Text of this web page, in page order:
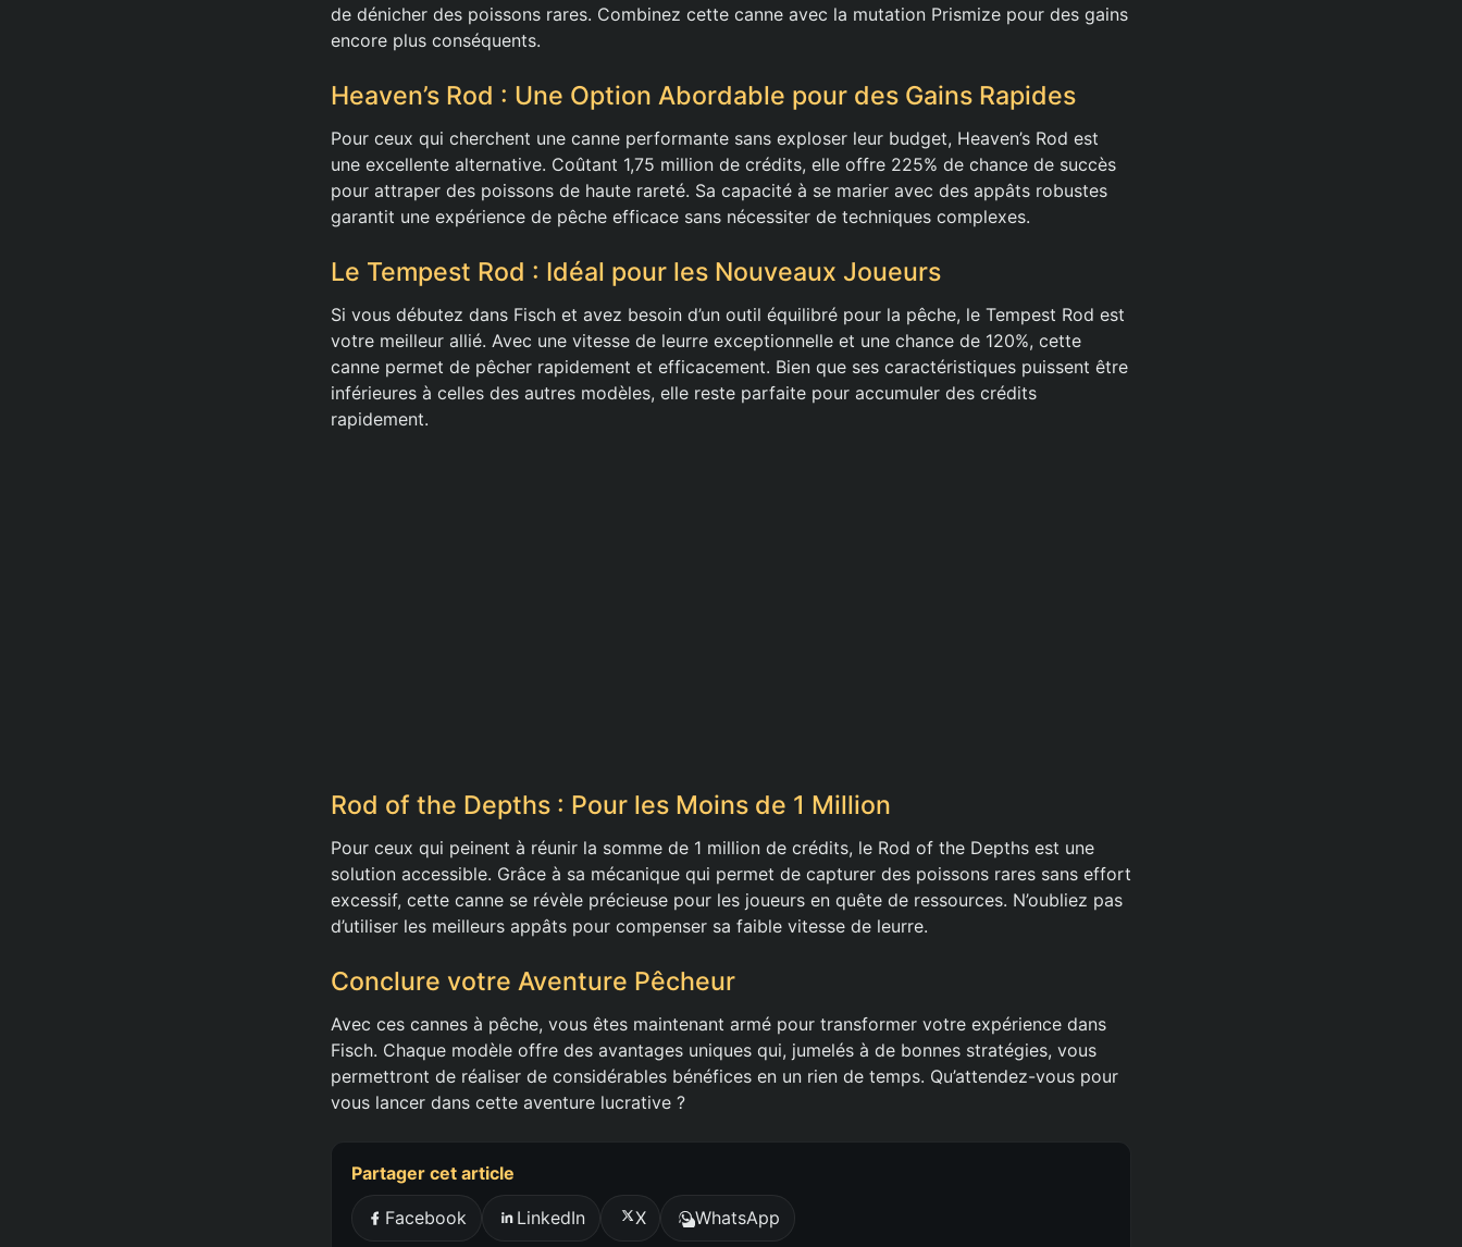
de dénicher des poissons rares. Combinez cette canne avec la mutation Prismize pour des gains
encore plus conséquents.
Heaven’s Rod : Une Option Abordable pour des Gains Rapides
Pour ceux qui cherchent une canne performante sans exploser leur budget, Heaven’s Rod est
une excellente alternative. Coûtant 1,75 million de crédits, elle offre 225% de chance de succès
pour attraper des poissons de haute rareté. Sa capacité à se marier avec des appâts robustes
garantit une expérience de pêche efficace sans nécessiter de techniques complexes.
Le Tempest Rod : Idéal pour les Nouveaux Joueurs
Si vous débutez dans Fisch et avez besoin d’un outil équilibré pour la pêche, le Tempest Rod est
votre meilleur allié. Avec une vitesse de leurre exceptionnelle et une chance de 120%, cette
canne permet de pêcher rapidement et efficacement. Bien que ses caractéristiques puissent être
inférieures à celles des autres modèles, elle reste parfaite pour accumuler des crédits
rapidement.
Rod of the Depths : Pour les Moins de 1 Million
Pour ceux qui peinent à réunir la somme de 1 million de crédits, le Rod of the Depths est une
solution accessible. Grâce à sa mécanique qui permet de capturer des poissons rares sans effort
excessif, cette canne se révèle précieuse pour les joueurs en quête de ressources. N’oubliez pas
d’utiliser les meilleurs appâts pour compenser sa faible vitesse de leurre.
Conclure votre Aventure Pêcheur
Avec ces cannes à pêche, vous êtes maintenant armé pour transformer votre expérience dans
Fisch. Chaque modèle offre des avantages uniques qui, jumelés à de bonnes stratégies, vous
permettront de réaliser de considérables bénéfices en un rien de temps. Qu’attendez-vous pour
vous lancer dans cette aventure lucrative ?
Partager cet article
Facebook LinkedIn X WhatsApp